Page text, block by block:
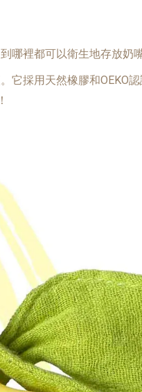
哪裡都可以衛生地存放奶
它採用天然橡膠和OEKO